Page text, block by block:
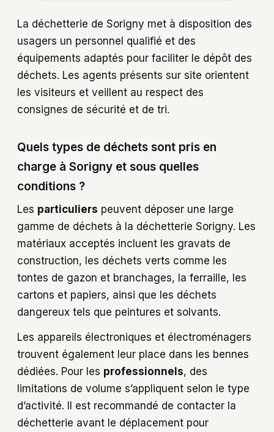
La déchetterie de Sorigny met à disposition des
usagers un personnel qualifié et des
équipements adaptés pour faciliter le dépôt des
déchets. Les agents présents sur site orientent
les visiteurs et veillent au respect des
consignes de sécurité et de tri.
Quels types de déchets sont pris en
charge à Sorigny et sous quelles
conditions ?
Les particuliers peuvent déposer une large
gamme de déchets à la déchetterie Sorigny. Les
matériaux acceptés incluent les gravats de
construction, les déchets verts comme les
tontes de gazon et branchages, la ferraille, les
cartons et papiers, ainsi que les déchets
dangereux tels que peintures et solvants.
Les appareils électroniques et électroménagers
trouvent également leur place dans les bennes
dédiées. Pour les professionnels, des
limitations de volume s’appliquent selon le type
d’activité. Il est recommandé de contacter la
déchetterie avant le déplacement pour